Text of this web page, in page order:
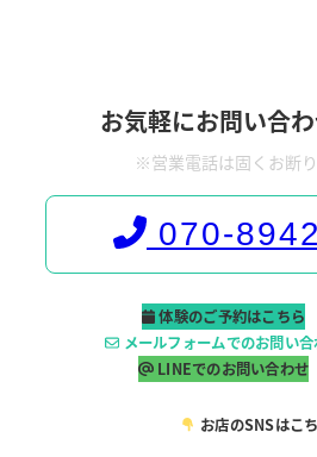
お気軽にお問い合
※営業電話は固くお断り
070-
体験のご予約はこちら
メールフォームでのお問い合
LINEでのお問い合わせ
お店のSNSはこ